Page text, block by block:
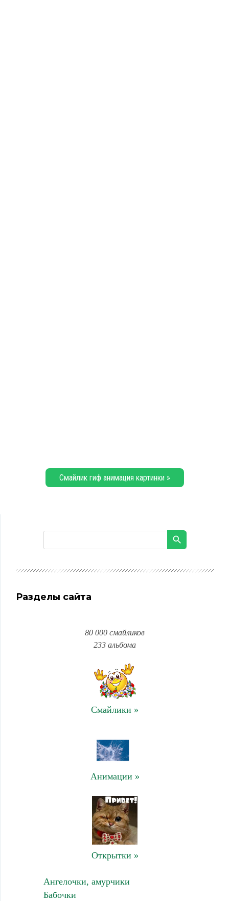
Смайлик гиф анимация картинки »
Разделы сайта
80 000 смайликов
233 альбома
Смайлики »
Анимации »
Открытки »
Ангелочки, амурчики
Бабочки